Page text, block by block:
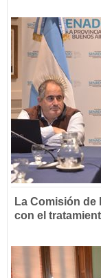
La Comisión de
con el